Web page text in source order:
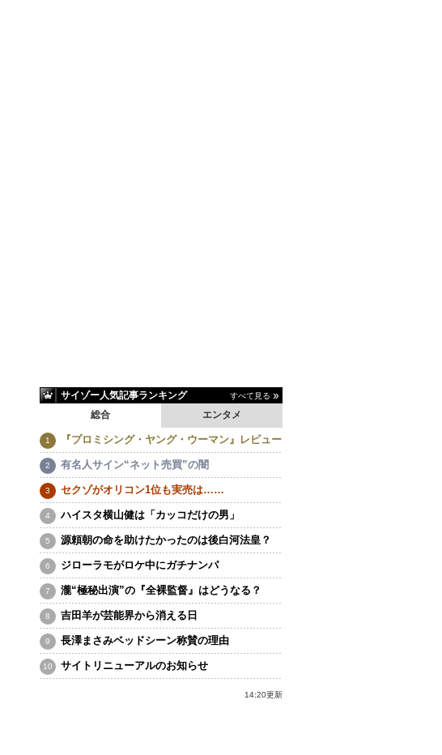
サイゾー人気記事ランキング すべて見る
エンタメ
総合
『プロミシング・ヤング・ウーマン』レビュー
有名人サイン“ネット売買”の闇
セクゾがオリコン1位も実売は……
ハイスタ横山健は「カッコだけの男」
源頼朝の命を助けたかったのは後白河法皇？
ジローラモがロケ中にガチナンパ
瀧“極秘出演”の『全裸監督』はどうなる？
吉田羊が芸能界から消える日
長澤まさみベッドシーン称賛の理由
サイトリニューアルのお知らせ
14:20更新